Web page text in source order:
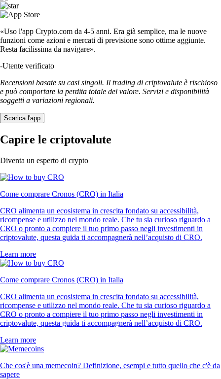
«Uso l'app Crypto.com da 4-5 anni. Era già semplice, ma le nuove
funzioni come azioni e mercati di previsione sono ottime aggiunte.
Resta facilissima da navigare».
-Utente verificato
Recensioni basate su casi singoli. Il trading di criptovalute è rischioso
e può comportare la perdita totale del valore. Servizi e disponibilità
soggetti a variazioni regionali.
Scarica l'app
Capire le criptovalute
Diventa un esperto di crypto
Come comprare Cronos (CRO) in Italia
CRO alimenta un ecosistema in crescita fondato su accessibilità,
ricompense e utilizzo nel mondo reale. Che tu sia curioso riguardo a
CRO o pronto a compiere il tuo primo passo negli investimenti in
criptovalute, questa guida ti accompagnerà nell’acquisto di CRO.
Learn more
Come comprare Cronos (CRO) in Italia
CRO alimenta un ecosistema in crescita fondato su accessibilità,
ricompense e utilizzo nel mondo reale. Che tu sia curioso riguardo a
CRO o pronto a compiere il tuo primo passo negli investimenti in
criptovalute, questa guida ti accompagnerà nell’acquisto di CRO.
Learn more
Che cos'è una memecoin? Definizione, esempi e tutto quello che c'è da
sapere